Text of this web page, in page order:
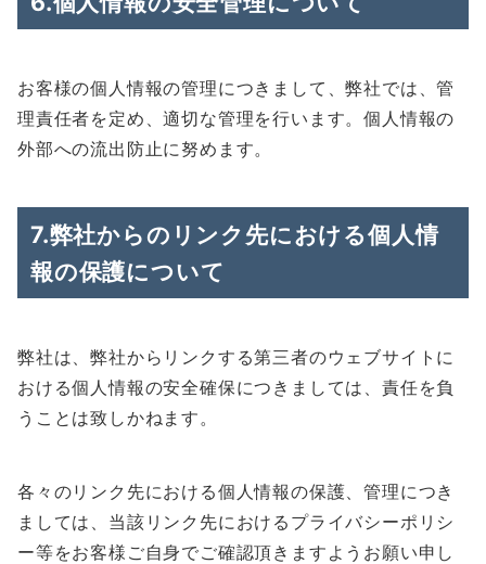
お客様の個人情報の管理につきまして、弊社では、管
理責任者を定め、適切な管理を行います。個人情報の
外部への流出防止に努めます。
7.弊社からのリンク先における個人情
報の保護について
弊社は、弊社からリンクする第三者のウェブサイトに
おける個人情報の安全確保につきましては、責任を負
うことは致しかねます。
各々のリンク先における個人情報の保護、管理につき
ましては、当該リンク先におけるプライバシーポリシ
ー等をお客様ご自身でご確認頂きますようお願い申し